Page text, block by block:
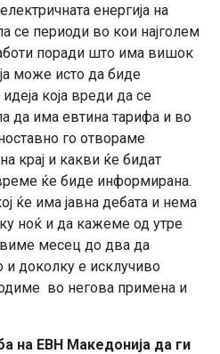
енергија на
се периоди во кои најголем
поради што има вишок
може исто да биде
која вреди да се
да има евтина тарифа и во
го отвораме
крај и какви ќе бидат
ќе биде информирана.
ќе има јавна дебата и нема
ноќ и да кажеме од утре
месец до два да
и доколку е исклучиво
во негова примена и
на ЕВН Македонија да ги